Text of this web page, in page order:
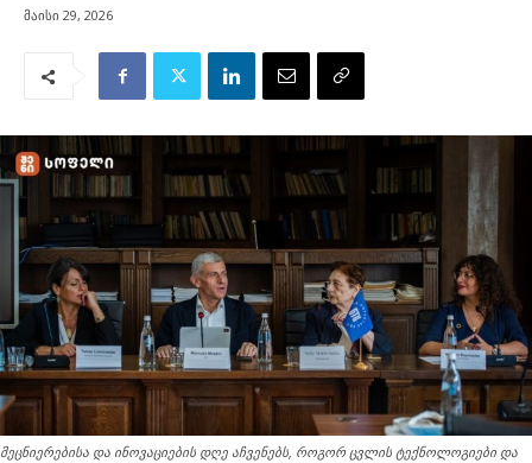
მაისი 29, 2026
მეცნიერებისა და ინოვაციების დღე აჩვენებს, როგორ ცვლის ტექნოლოგიები და